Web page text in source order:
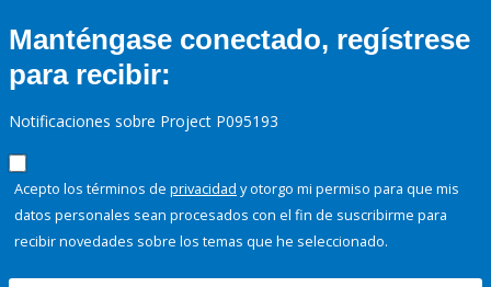
Manténgase conectado, regístrese
para recibir:
Notificaciones sobre Project P095193
Acepto los términos de privacidad y otorgo mi permiso para que mis
datos personales sean procesados con el fin de suscribirme para
recibir novedades sobre los temas que he seleccionado.